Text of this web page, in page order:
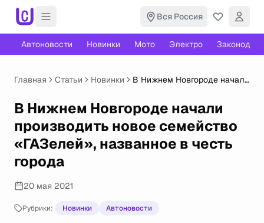
Вся Россия
Автоновости Новинки Мото Электро
Главная Статьи Новинки
В Нижнем Новгороде начали
семейство «ГАЗелей»,
названное в честь города
В Нижнем Новгороде начали
производить новое семейство
«ГАЗелей», названное в честь
города
20 мая 2021
Рубрики: Новинки Автоновости